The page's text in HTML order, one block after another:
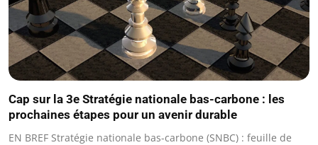
Cap sur la 3e Stratégie nationale bas-carbone : les
prochaines étapes pour un avenir durable
EN BREF Stratégie nationale bas-carbone (SNBC) : feuille de